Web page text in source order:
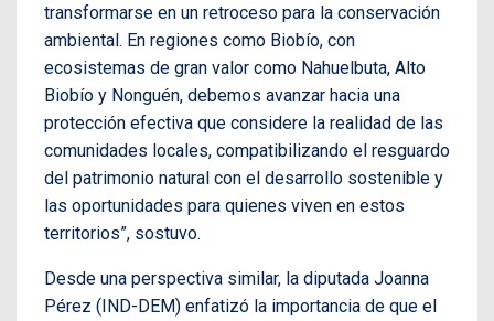
transformarse en un retroceso para la conservación
ambiental. En regiones como Biobío, con
ecosistemas de gran valor como Nahuelbuta, Alto
Biobío y Nonguén, debemos avanzar hacia una
protección efectiva que considere la realidad de las
comunidades locales, compatibilizando el resguardo
del patrimonio natural con el desarrollo sostenible y
las oportunidades para quienes viven en estos
territorios”, sostuvo.
Desde una perspectiva similar, la diputada Joanna
Pérez (IND-DEM) enfatizó la importancia de que el